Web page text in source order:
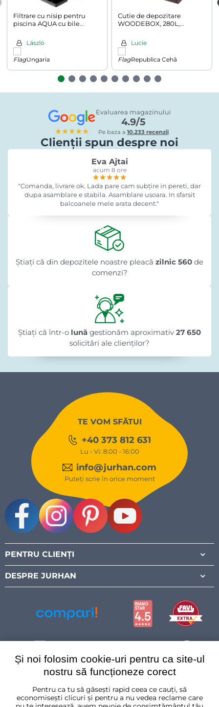
Filtrare cu nisip pentru
piscina AQUA cu bile
László
Ungaria
Cutie de depozitare
WOODEBOX, 280L,
Lucie
Republica Cehă
★★★★★
Evaluarea magazinului
4.9/5
Pe baza a 10.233 recenzii
Clienții spun despre noi
Eva Ajtai
acum 8 ore
★★★★★
★★★★★
★★★★★
"Comanda, livrare ok. Lada pare cam subțire in pereti, dar
dupa asamblare e stabila. Asamblare usoara. In sfarsit
balcoanele mele arata decent."
Știați că din depozitele noastre pleacă zilnic 560 de
comenzi?
Știați că într-o lună gestionăm aproximativ 27 650
solicitări ale clienților?
TE VOM SFĂTUI
+40 373 812 631
Lu - Vi: 8:00 - 16:00
info@jurhan.com
Puteți scrie în orice moment
PENTRU CLIENȚI
DESPRE JURHAN
România
Și noi folosim cookie-uri pentru ca site-ul
nostru să funcționeze corect
Pentru ca tu să găsești rapid ceea ce cauți, să
economisești clicuri și pentru a nu vedea reclame care